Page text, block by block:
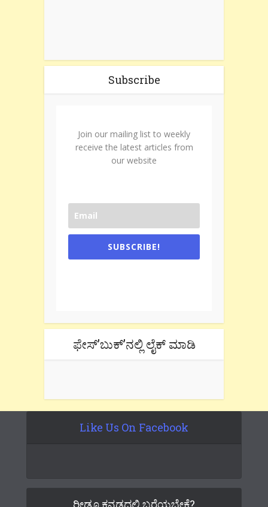
Subscribe
Join our mailing list to weekly
receive the latest articles from
our website
SUBSCRIBE!
ಫೇಸ್’ಬುಕ್’ನಲ್ಲಿ ಲೈಕ್ ಮಾಡಿ
Like Us On Facebook
ರೀಡೂ ಕನ್ನಡದಲ್ಲಿ ಬರೆಯಬೇಕೆ?